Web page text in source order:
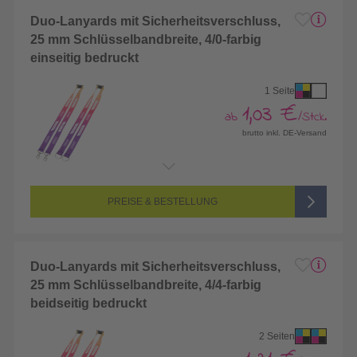
Duo-Lanyards mit Sicherheitsverschluss,
25 mm Schlüsselbandbreite, 4/0-farbig
einseitig bedruckt
1 Seite
ab 1,03 €/Stck.
brutto inkl. DE-Versand
Seitenanzahl: 1-seitig (Vorderseite bedruckt, Rückseite unbedruckt)
4/0-farbig CMYK (vollfarbig bedruckt)
PREISE & BESTELLUNG
Duo-Lanyards mit Sicherheitsverschluss,
25 mm Schlüsselbandbreite, 4/4-farbig
beidseitig bedruckt
2 Seiten